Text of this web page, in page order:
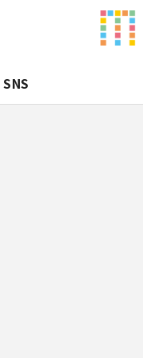
SNS